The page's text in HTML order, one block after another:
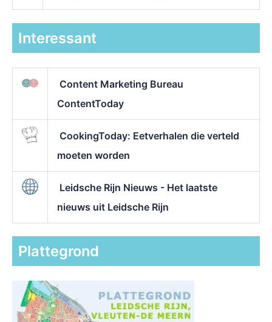
Interessant
Content Marketing Bureau
ContentToday
CookingToday: Eetverhalen die verteld
moeten worden
Leidsche Rijn Nieuws - Het laatste
nieuws uit Leidsche Rijn
Plattegrond